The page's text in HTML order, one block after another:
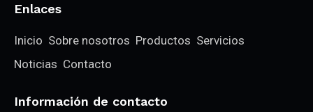
Enlaces
Inicio Sobre nosotros Productos Servicios
Noticias Contacto
Información de contacto